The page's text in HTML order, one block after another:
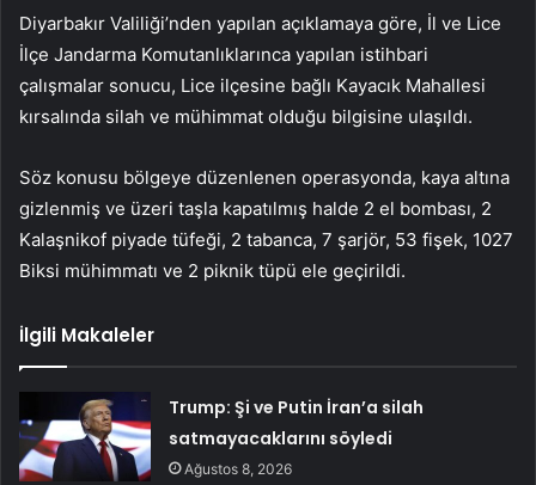
Diyarbakır Valiliği’nden yapılan açıklamaya göre, İl ve Lice
İlçe Jandarma Komutanlıklarınca yapılan istihbari
çalışmalar sonucu, Lice ilçesine bağlı Kayacık Mahallesi
kırsalında silah ve mühimmat olduğu bilgisine ulaşıldı.
Söz konusu bölgeye düzenlenen operasyonda, kaya altına
gizlenmiş ve üzeri taşla kapatılmış halde 2 el bombası, 2
Kalaşnikof piyade tüfeği, 2 tabanca, 7 şarjör, 53 fişek, 1027
Biksi mühimmatı ve 2 piknik tüpü ele geçirildi.
İlgili Makaleler
Trump: Şi ve Putin İran’a silah
satmayacaklarını söyledi
Ağustos 8, 2026